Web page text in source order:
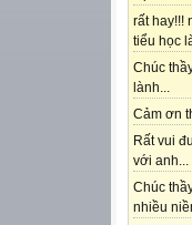
rất hay!!!
tiểu học
Chúc
lành...
Cảm ơn
Rất vui
với anh...
Chúc
nhiều